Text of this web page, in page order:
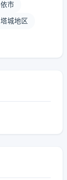
市
塔城地区